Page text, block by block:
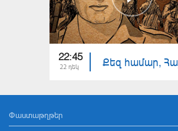
22:45
22 դեկ
Փաստաթղթեր